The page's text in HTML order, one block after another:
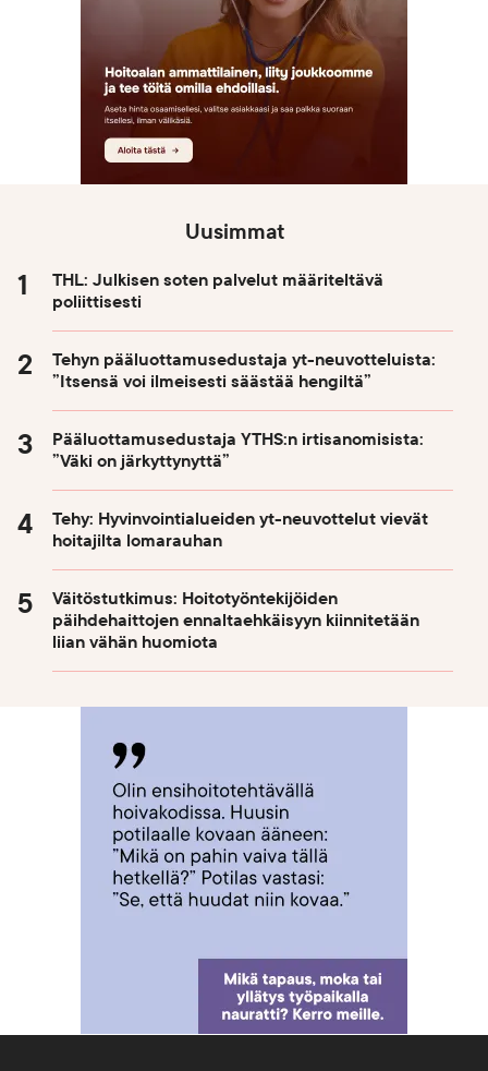
Uusimmat
THL: Julkisen soten palvelut määriteltävä
poliittisesti
Tehyn pääluottamusedustaja yt-neuvotteluista:
”Itsensä voi ilmeisesti säästää hengiltä”
Pääluottamusedustaja YTHS:n irtisanomisista:
”Väki on järkyttynyttä”
Tehy: Hyvinvointialueiden yt-neuvottelut vievät
hoitajilta lomarauhan
Väitöstutkimus: Hoitotyöntekijöiden
päihdehaittojen ennaltaehkäisyyn kiinnitetään
liian vähän huomiota